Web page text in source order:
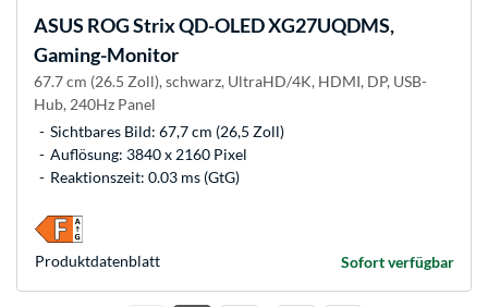
ASUS ROG Strix QD-OLED XG27UQDMS,
Gaming-Monitor
67.7 cm (26.5 Zoll), schwarz, UltraHD/4K, HDMI, DP, USB-
Hub, 240Hz Panel
Sichtbares Bild: 67,7 cm (26,5 Zoll)
Auflösung: 3840 x 2160 Pixel
Reaktionszeit: 0.03 ms (GtG)
Sofort verfügbar
Produkt­datenblatt